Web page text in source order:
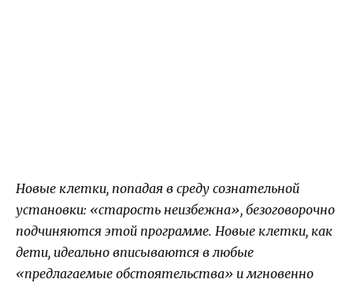
Новые клетки, попадая в среду сознательной
установки: «старость неизбежна», безоговорочно
подчиняются этой программе. Новые клетки, как
дети, идеально вписываются в любые
«предлагаемые обстоятельства» и мгновенно